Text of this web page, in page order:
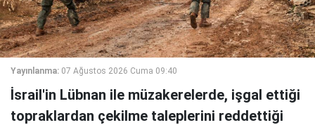
Yayınlanma: 07 Ağustos 2026 Cuma 09:40
İsrail'in Lübnan ile müzakerelerde, işgal ettiği
topraklardan çekilme taleplerini reddettiği